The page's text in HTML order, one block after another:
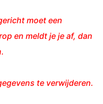
moet een
en meldt je je af, dan
te verwijderen.